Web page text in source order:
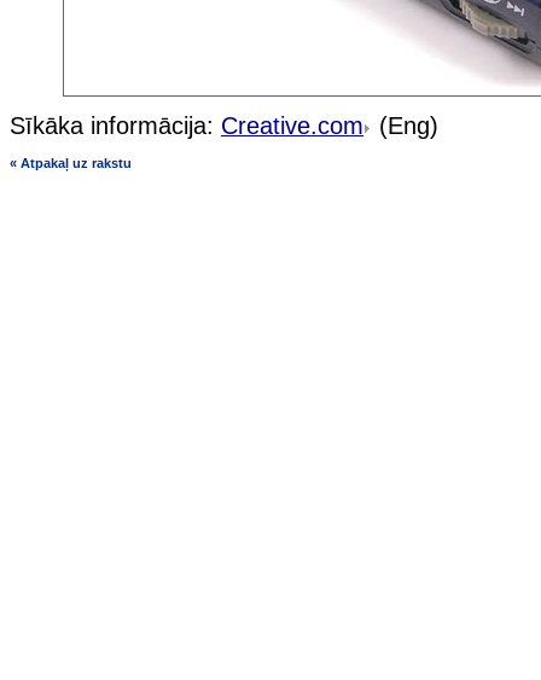
Sīkāka informācija: Creative.com (Eng)
« Atpakaļ uz rakstu